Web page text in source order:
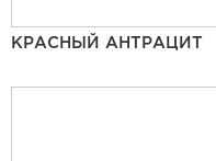
КРАСНЫЙ АНТРАЦИТ